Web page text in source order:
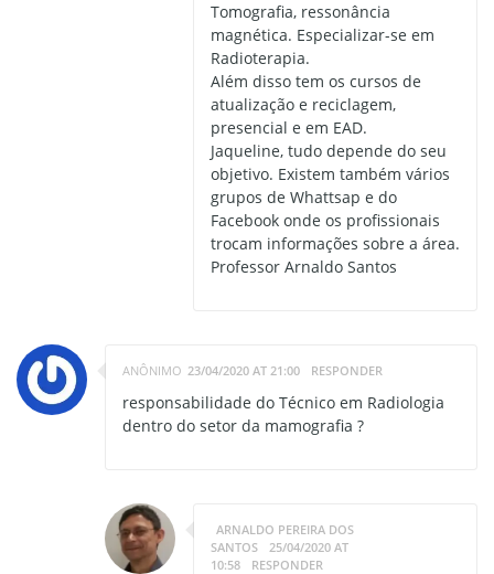
Tomografia, ressonância
magnética. Especializar-se em
Radioterapia.
Além disso tem os cursos de
atualização e reciclagem,
presencial e em EAD.
Jaqueline, tudo depende do seu
objetivo. Existem também vários
grupos de Whattsap e do
Facebook onde os profissionais
trocam informações sobre a área.
Professor Arnaldo Santos
ANÔNIMO 23/04/2020 AT 21:00 RESPONDER
responsabilidade do Técnico em Radiologia
dentro do setor da mamografia ?
ARNALDO PEREIRA DOS
SANTOS
25/04/2020 AT
10:58
RESPONDER